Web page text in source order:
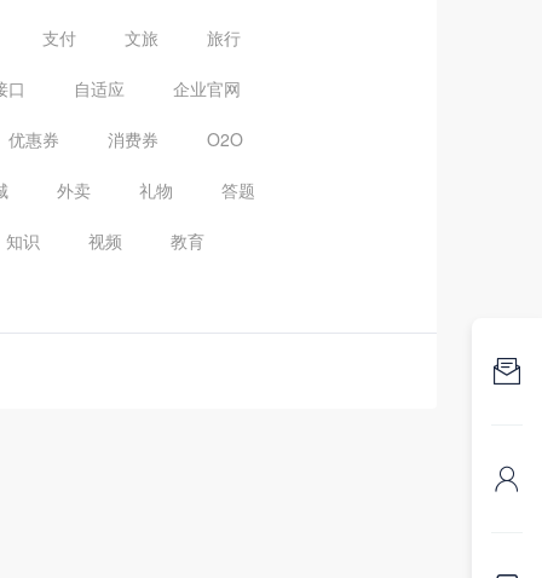
支付 文旅 旅行
口 自适应 企业官网
优惠券 消费券 O2O
外卖 礼物 答题
知识 视频 教育

